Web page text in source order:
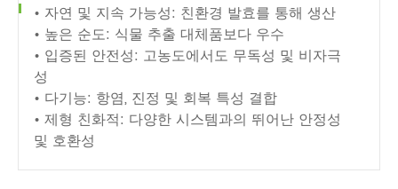
• 자연 및 지속 가능성: 친환경 발효를 통해 생산
• 높은 순도: 식물 추출 대체품보다 우수
• 입증된 안전성: 고농도에서도 무독성 및 비자극
성
• 다기능: 항염, 진정 및 회복 특성 결합
• 제형 친화적: 다양한 시스템과의 뛰어난 안정성
및 호환성